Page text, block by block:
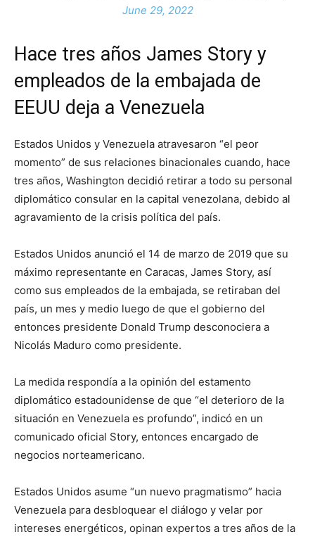
June 29, 2022
Hace tres años James Story y
empleados de la embajada de
EEUU deja a Venezuela
Estados Unidos y Venezuela atravesaron “el peor
momento” de sus relaciones binacionales cuando, hace
tres años, Washington decidió retirar a todo su personal
diplomático consular en la capital venezolana, debido al
agravamiento de la crisis política del país.
Estados Unidos anunció el 14 de marzo de 2019 que su
máximo representante en Caracas, James Story, así
como sus empleados de la embajada, se retiraban del
país, un mes y medio luego de que el gobierno del
entonces presidente Donald Trump desconociera a
Nicolás Maduro como presidente.
La medida respondía a la opinión del estamento
diplomático estadounidense de que “el deterioro de la
situación en Venezuela es profundo”, indicó en un
comunicado oficial Story, entonces encargado de
negocios norteamericano.
Estados Unidos asume “un nuevo pragmatismo” hacia
Venezuela para desbloquear el diálogo y velar por
intereses energéticos, opinan expertos a tres años de la